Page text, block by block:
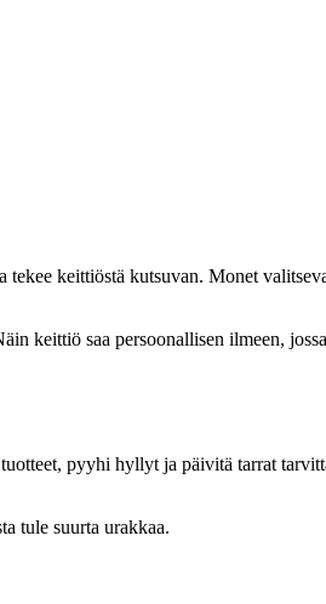
keittiöstä kutsuvan. Monet
keittiö saa persoonallisen ilmeen,
pyyhi hyllyt ja päivitä tarrat
tule suurta urakkaa.